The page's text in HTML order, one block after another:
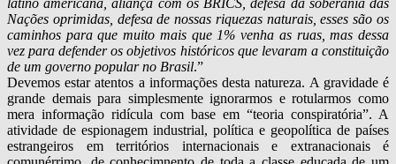
Nações oprimidas, defesa de nossas riquezas naturais, esses são os
caminhos para que muito mais que 1% venha as ruas, mas dessa
vez para defender os objetivos históricos que levaram a constituição
de um governo popular no Brasil.”
Devemos estar atentos a informações desta natureza. A gravidade é
grande demais para simplesmente ignorarmos e rotularmos como
mera informação ridícula com base em “teoria conspiratória”. A
atividade de espionagem industrial, política e geopolítica de países
estrangeiros em territórios internacionais e extranacionais é